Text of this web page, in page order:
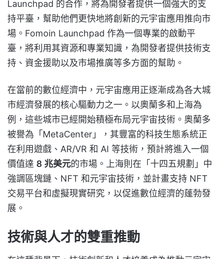
Launchpad 的合作，將為開發者提供一個強大的支
持平臺，幫助他們更快地將創新的元宇宙應用推向市
場。Fomoin Launchpad 作為一個專業的啟動平
臺，將利用其資源和專業知識，為開發者提供技術支
持、資金援助以及市場推廣等多方面的幫助。
在當前的數位經濟中，元宇宙應用正逐漸成為各大城
市經濟發展的核心驅動力之一。以奧蘭多和上海為
例，這些城市已經開始積極布局元宇宙技術。奧蘭多
被譽為「MetaCenter」，其豐富的科技生態系統正
在利用遊戲、AR/VR 和 AI 等技術，預計將進入一個
價值達 8 兆美元的市場。上海則在「十四五規劃」中
強調區塊鏈、NFT 和元宇宙技術，並計畫支持 NFT
交易平台和虛擬現實研究，以促進數位經濟的蓬勃發
展。
技術與人才的雙重推動